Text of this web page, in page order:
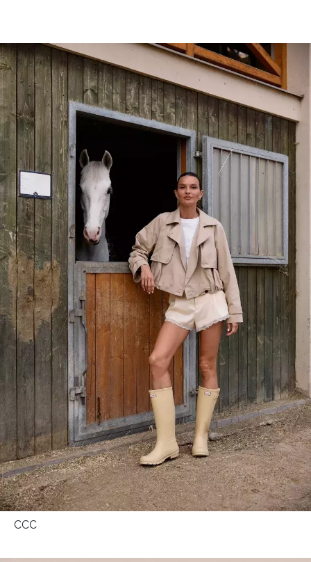
NEWSLETTER
Přihlášením k newsletteru souhlasíte sObchodními
podmínkami společnosti BurdaMedia Extra s.r.o.
potvrzujete, že jste se seznámili seZásadami
ochrany soukromí- BurdaMedia Extra s.r.o. bude s
Vašimi údaji pracovat zejména k organizaci a
vyhodnocení akce a zasílání novinek.
Chcete navíc dostávat i další zajímavé a exkluzivní
informace od našich partnerů? Pokud souhlasíte se
zpracováním údajů k tomuto účelu podleZásad ochrany
soukromí BurdaMedia Extra s.r.o. , zaškrtněte toto pole.
CCC